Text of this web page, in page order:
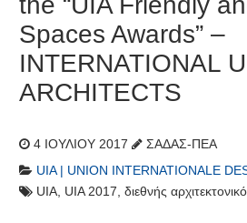
Spaces Awards” –
INTERNATIONAL
ARCHITECTS
4 ΙΟΥΛΊΟΥ 2017
ΣΑΔΑΣ-ΠΕΑ
UIA | UNION INTERNATIONALE
UIA, UIA 2017, διεθνής